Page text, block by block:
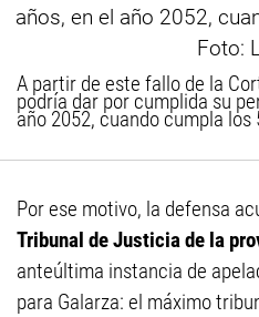
A partir de este fallo de la
podría dar por cumplida su
año 2052, cuando cumpla los
Por ese motivo, la defensa
Tribunal de Justicia de la
anteúltima instancia de
para Galarza: el máximo